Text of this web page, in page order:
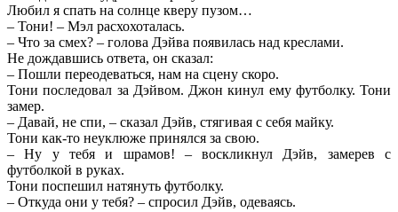
Любил я спать на солнце кверу пузом…
– Тони! – Мэл расхохоталась.
– Что за смех? – голова Дэйва появилась над креслами.
Не дождавшись ответа, он сказал:
– Пошли переодеваться, нам на сцену скоро.
Тони последовал за Дэйвом. Джон кинул ему футболку. Тони
замер.
– Давай, не спи, – сказал Дэйв, стягивая с себя майку.
Тони как-то неуклюже принялся за свою.
– Ну у тебя и шрамов! – воскликнул Дэйв, замерев с
футболкой в руках.
Тони поспешил натянуть футболку.
– Откуда они у тебя? – спросил Дэйв, одеваясь.